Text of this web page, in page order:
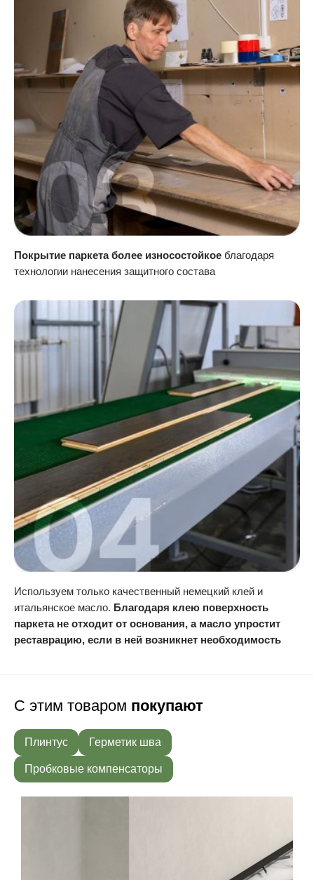
Покрытие паркета более износостойкое благодаря
технологии нанесения защитного состава
Используем только качественный немецкий клей и
итальянское масло. Благодаря клею поверхность
паркета не отходит от основания, а масло упростит
реставрацию, если в ней возникнет необходимость
С этим товаром покупают
Плинтус Герметик шва
Пробковые компенсаторы